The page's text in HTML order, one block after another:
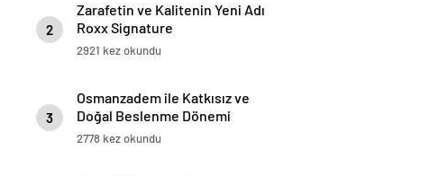
2
Zarafetin ve Kalitenin Yeni Adı
Roxx Signature
2921 kez okundu
3
Osmanzadem ile Katkısız ve
Doğal Beslenme Dönemi
2778 kez okundu